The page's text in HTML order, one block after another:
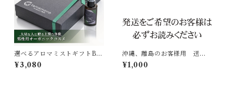
選べるアロマミストギフトBO
X(スーツリフレッシャー) [ta
mamono organic MEN]
¥3,080
沖縄、離島のお客様用 送
料 1000円
¥1,000